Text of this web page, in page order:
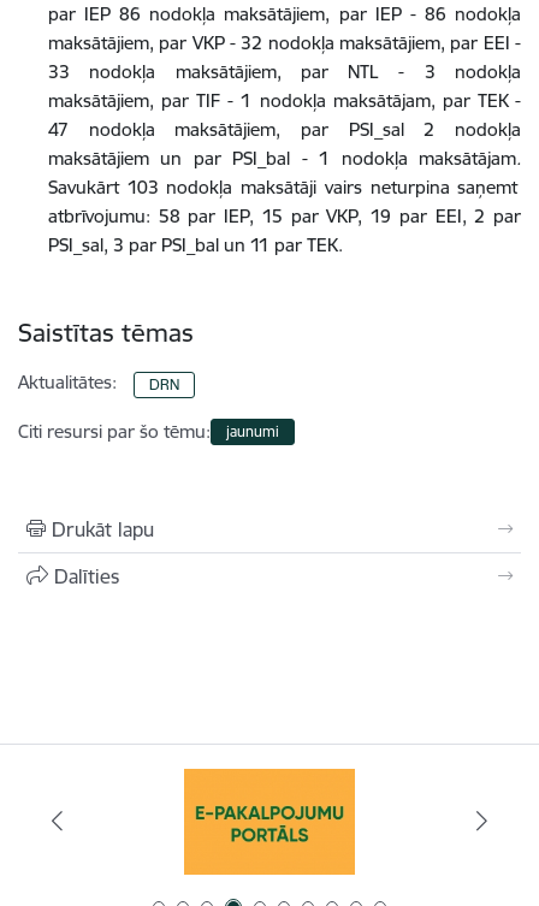
par IEP 86 nodokļa maksātājiem, par IEP - 86 nodokļa
maksātājiem, par VKP - 32 nodokļa maksātājiem, par EEI -
33 nodokļa maksātājiem, par NTL - 3 nodokļa
maksātājiem, par TIF - 1 nodokļa maksātājam, par TEK -
47 nodokļa maksātājiem, par PSI_sal 2 nodokļa
maksātājiem un par PSI_bal - 1 nodokļa maksātājam.
Savukārt 103 nodokļa maksātāji vairs neturpina saņemt
atbrīvojumu: 58 par IEP, 15 par VKP, 19 par EEI, 2 par
PSI_sal, 3 par PSI_bal un 11 par TEK.
Saistītas tēmas
Aktualitātes: DRN
Citi resursi par šo tēmu: jaunumi
Drukāt lapu
Dalīties